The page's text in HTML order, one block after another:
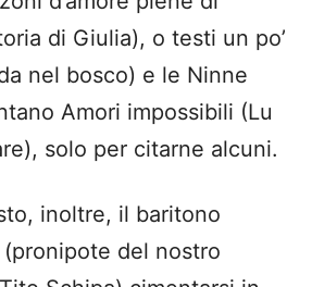
Schipa) cimentarsi in
musica su canzoni
antenato
llai la facce la matina”,
Preite.
si è inteso sottolineare
popolare” debba essere